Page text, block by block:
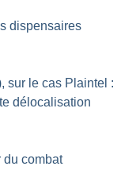
dispensaires
sur le cas Plaintel :
délocalisation
du combat